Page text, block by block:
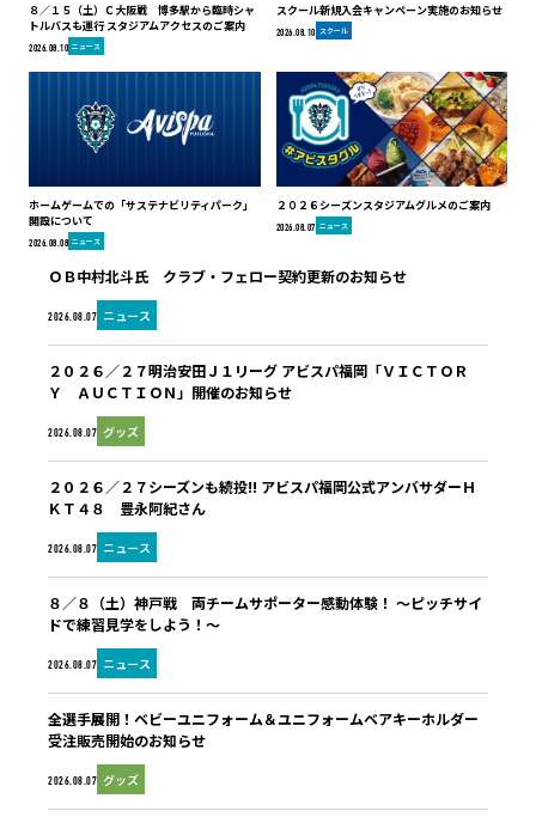
８／１５（土）Ｃ大阪戦 博多駅から臨時シャ
トルバスも運行 スタジアムアクセスのご案内
2026.08.10 ニュース
スクール新規入会キャンペーン実施のお知らせ
2026.08.10 スクール
ホームゲームでの「サステナビリティパーク」
開設について
2026.08.08 ニュース
２０２６シーズンスタジアムグルメのご案内
2026.08.07 ニュース
2026.08.07 ニュース
ＯＢ中村北斗氏 クラブ・フェロー契約更新のお知らせ
2026.08.07 グッズ
２０２６／２７明治安田Ｊ１リーグ アビスパ福岡「ＶＩＣＴＯＲ
Ｙ ＡＵＣＴＩＯＮ」開催のお知らせ
2026.08.07 ニュース
２０２６／２７シーズンも続投!! アビスパ福岡公式アンバサダーＨ
ＫＴ４８ 豊永阿紀さん
2026.08.07 ニュース
８／８（土）神戸戦 両チームサポーター感動体験！ ～ピッチサイ
ドで練習見学をしよう！～
2026.08.07 グッズ
全選手展開！ベビーユニフォーム＆ユニフォームベアキーホルダー
受注販売開始のお知らせ